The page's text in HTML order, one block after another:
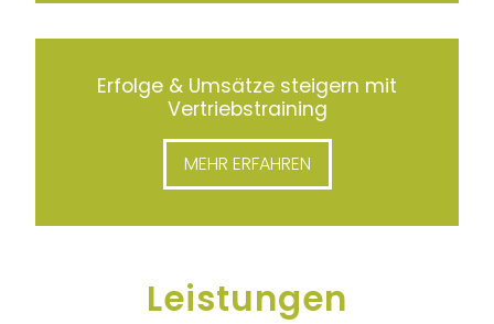
Erfolge & Umsätze steigern mit
Vertriebstraining
MEHR ERFAHREN
Leistungen